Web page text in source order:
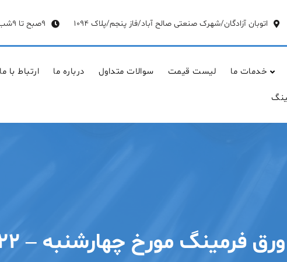
اتوبان آزادگان/شهرک صنعتی صالح آباد/فاز پنجم/پلاک 1094 9صبح تا 9شب
خدمات ما لیست قیمت سوالات متداول درباره ما ارتباط با ما
مورخ چهارشنبه – ۲۲ اردیبهشت ۱۴۰۰